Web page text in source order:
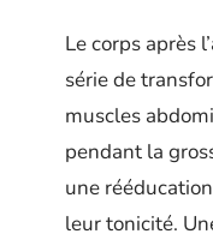
Le corps après
série de
muscles
pendant la
une
leur tonicité.